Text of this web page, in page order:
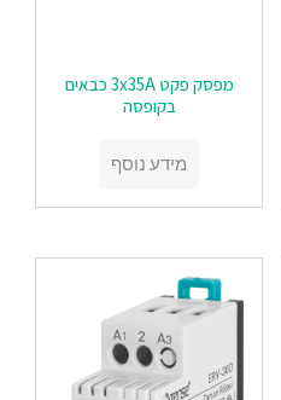
מפסק פקט 3x35A כבאים
בקופסה
מידע נוסף